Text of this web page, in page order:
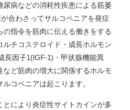
尿病などの消耗性疾患による筋萎
合わさってサルコペニアを発症
の指令を筋肉に伝える働きをする
ルチコステロイド・成長ホルモン
長因子1(IGF-1)・甲状腺機能異
など筋肉の増大に関係するホルモ
コペニアは起こります。
により炎症性サイトカインが多